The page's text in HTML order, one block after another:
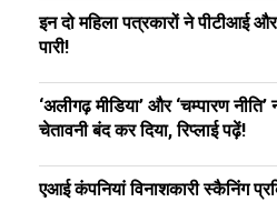
इन दो महिला पत्रकारों ने पीटीआई
पारी!
‘अलीगढ़ मीडिया’ और ‘चम्पारण
चेतावनी बंद कर दिया, रिप्लाई पढ़ें!
एआई कंपनियां विनाशकारी स्कैनिंग